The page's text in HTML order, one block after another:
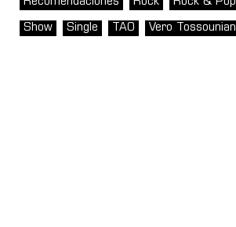
Show Single TAO Vero Tossounian